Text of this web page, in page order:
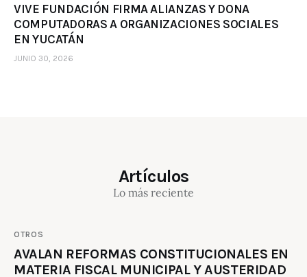
VIVE FUNDACIÓN FIRMA ALIANZAS Y DONA
COMPUTADORAS A ORGANIZACIONES SOCIALES
EN YUCATÁN
JUNIO 30, 2026
Artículos
Lo más reciente
OTROS
AVALAN REFORMAS CONSTITUCIONALES EN
MATERIA FISCAL MUNICIPAL Y AUSTERIDAD